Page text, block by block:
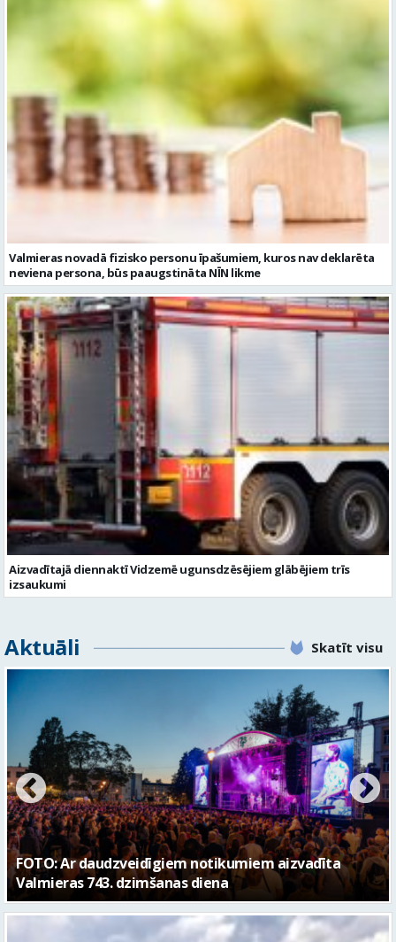
Valmieras novadā fizisko personu īpašumiem, kuros nav deklarēta
neviena persona, būs paaugstināta NĪN likme
Aizvadītajā diennaktī Vidzemē ugunsdzēsējiem glābējiem trīs
izsaukumi
Aktuāli Skatīt visu
FOTO: Valmieras pilsētas svētku gājiens 2026